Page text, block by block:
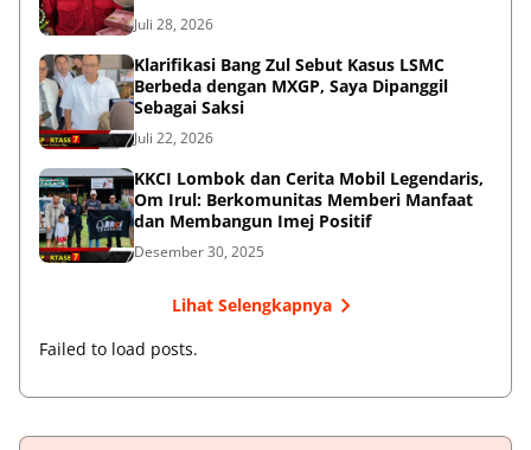
Juli 28, 2026
Klarifikasi Bang Zul Sebut Kasus LSMC
Berbeda dengan MXGP, Saya Dipanggil
Sebagai Saksi
Juli 22, 2026
KKCI Lombok dan Cerita Mobil Legendaris,
Om Irul: Berkomunitas Memberi Manfaat
dan Membangun Imej Positif
Desember 30, 2025
Lihat Selengkapnya
Failed to load posts.